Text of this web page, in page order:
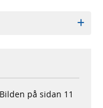
på sidan 11